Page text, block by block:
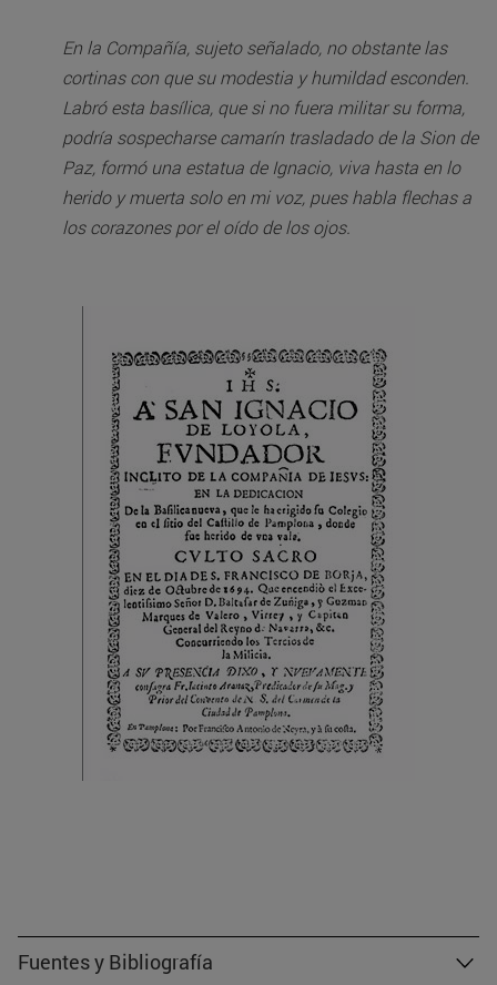
En la Compañía, sujeto señalado, no obstante las
cortinas con que su modestia y humildad esconden.
Labró esta basílica, que si no fuera militar su forma,
podría sospecharse camarín trasladado de la Sion de
Paz, formó una estatua de Ignacio, viva hasta en lo
herido y muerta solo en mi voz, pues habla flechas a
los corazones por el oído de los ojos.
Fuentes y Bibliografía